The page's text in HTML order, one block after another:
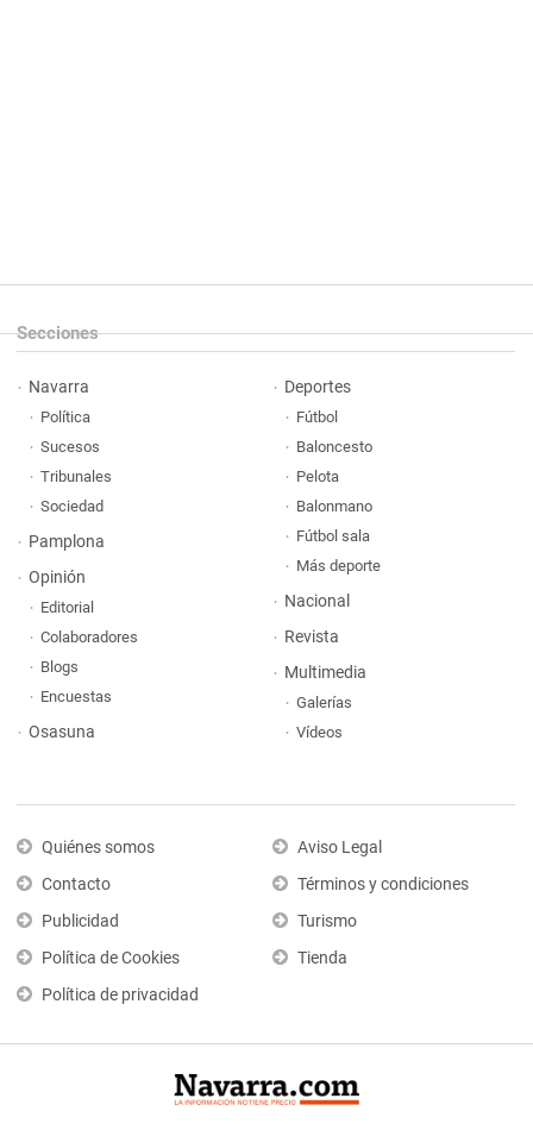
Secciones
Navarra
Política
Sucesos
Tribunales
Sociedad
Pamplona
Opinión
Editorial
Colaboradores
Blogs
Encuestas
Osasuna
Deportes
Fútbol
Baloncesto
Pelota
Balonmano
Fútbol sala
Más deporte
Nacional
Revista
Multimedia
Galerías
Vídeos
Quiénes somos
Contacto
Publicidad
Política de Cookies
Política de privacidad
Aviso Legal
Términos y condiciones
Turismo
Tienda